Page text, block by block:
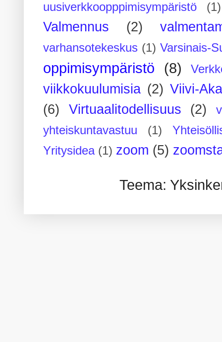
uusiverkkoopppimisympäristö (1)
Valmennus (2)
varhansotekeskus (1) Varsinais-
oppimisympäristö (8)
viikkokuulumisia (2) Viivi-
(6)
Virtuaalitodellisuus (2)
yhteiskuntavastuu
(1)
Yritysidea (1) zoom (5)
Teema: